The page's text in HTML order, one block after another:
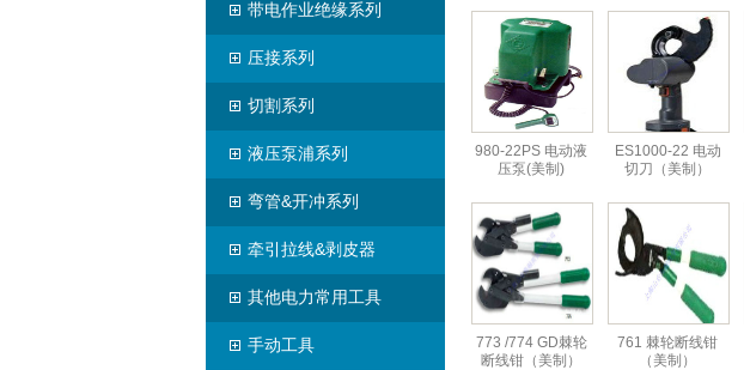
带电作业绝缘系列
压接系列
切割系列
液压泵浦系列
弯管&开冲系列
牵引拉线&剥皮器
其他电力常用工具
手动工具
980-22PS 电动液
压泵(美制)
ES1000-22 电动
切刀（美制）
773 /774 GD棘轮
断线钳（美制）
761 棘轮断线钳
（美制）